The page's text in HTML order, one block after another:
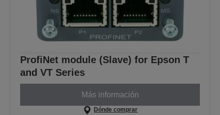
ProfiNet module (Slave) for Epson T
and VT Series
Más información
Dónde comprar